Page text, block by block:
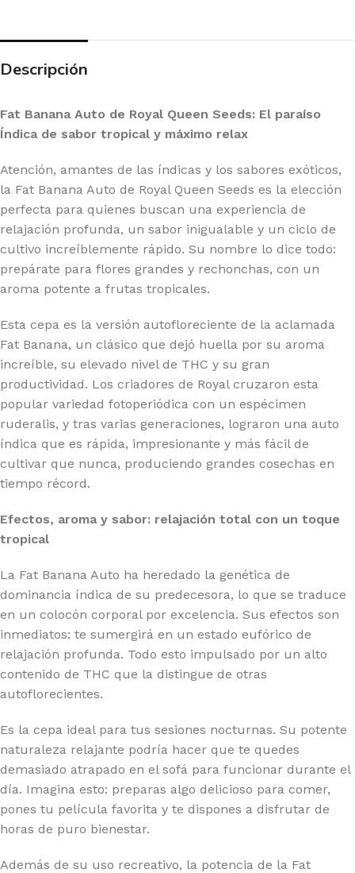
Descripción
Fat Banana Auto de Royal Queen Seeds: El paraíso
Índica de sabor tropical y máximo relax
Atención, amantes de las índicas y los sabores exóticos,
la Fat Banana Auto de Royal Queen Seeds es la elección
perfecta para quienes buscan una experiencia de
relajación profunda, un sabor inigualable y un ciclo de
cultivo increíblemente rápido. Su nombre lo dice todo:
prepárate para flores grandes y rechonchas, con un
aroma potente a frutas tropicales.
Esta cepa es la versión autofloreciente de la aclamada
Fat Banana, un clásico que dejó huella por su aroma
increíble, su elevado nivel de THC y su gran
productividad. Los criadores de Royal cruzaron esta
popular variedad fotoperiódica con un espécimen
ruderalis, y tras varias generaciones, lograron una auto
índica que es rápida, impresionante y más fácil de
cultivar que nunca, produciendo grandes cosechas en
tiempo récord.
Efectos, aroma y sabor: relajación total con un toque
tropical
La Fat Banana Auto ha heredado la genética de
dominancia índica de su predecesora, lo que se traduce
en un colocón corporal por excelencia. Sus efectos son
inmediatos: te sumergirá en un estado eufórico de
relajación profunda. Todo esto impulsado por un alto
contenido de THC que la distingue de otras
autoflorecientes.
Es la cepa ideal para tus sesiones nocturnas. Su potente
naturaleza relajante podría hacer que te quedes
demasiado atrapado en el sofá para funcionar durante el
día. Imagina esto: preparas algo delicioso para comer,
pones tu película favorita y te dispones a disfrutar de
horas de puro bienestar.
Además de su uso recreativo, la potencia de la Fat